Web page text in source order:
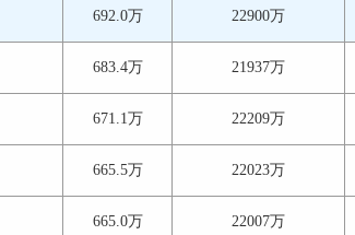
692.0万 22900万
683.4万 21937万
671.1万 22209万
665.5万 22023万
665.0万 22007万